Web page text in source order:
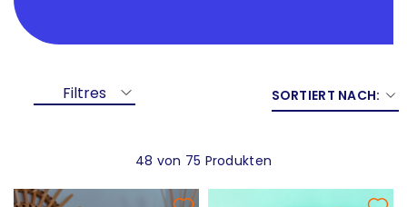
Filtres SORTIERT NACH:
48 von 75 Produkten